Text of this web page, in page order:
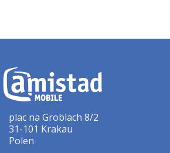
plac na Groblach 8/2
31-101 Krakau
Polen